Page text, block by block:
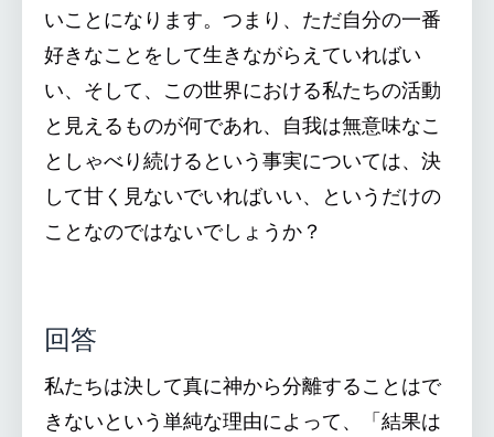
いことになります。つまり、ただ自分の一番
好きなことをして生きながらえていればい
い、そして、この世界における私たちの活動
と見えるものが何であれ、自我は無意味なこ
としゃべり続けるという事実については、決
して甘く見ないでいればいい、というだけの
ことなのではないでしょうか？
回答
私たちは決して真に神から分離することはで
きないという単純な理由によって、「結果は